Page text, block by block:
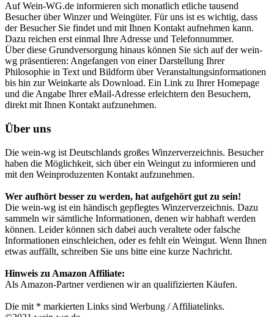
Auf Wein-WG.de informieren sich monatlich etliche tausend
Besucher über Winzer und Weingüter. Für uns ist es wichtig, dass
der Besucher Sie findet und mit Ihnen Kontakt aufnehmen kann.
Dazu reichen erst einmal Ihre Adresse und Telefonnummer.
Über diese Grundversorgung hinaus können Sie sich auf der wein-
wg präsentieren: Angefangen von einer Darstellung Ihrer
Philosophie in Text und Bildform über Veranstaltungsinformationen
bis hin zur Weinkarte als Download. Ein Link zu Ihrer Homepage
und die Angabe Ihrer eMail-Adresse erleichtern den Besuchern,
direkt mit Ihnen Kontakt aufzunehmen.
Über uns
Die wein-wg ist Deutschlands großes Winzerverzeichnis. Besucher
haben die Möglichkeit, sich über ein Weingut zu informieren und
mit den Weinproduzenten Kontakt aufzunehmen.
Wer aufhört besser zu werden, hat aufgehört gut zu sein!
Die wein-wg ist ein händisch gepflegtes Winzerverzeichnis. Dazu
sammeln wir sämtliche Informationen, denen wir habhaft werden
können. Leider können sich dabei auch veraltete oder falsche
Informationen einschleichen, oder es fehlt ein Weingut. Wenn Ihnen
etwas auffällt, schreiben Sie uns bitte eine kurze Nachricht.
Hinweis zu Amazon Affiliate:
Als Amazon-Partner verdienen wir an qualifizierten Käufen.
Die mit * markierten Links sind Werbung / Affiliatelinks.